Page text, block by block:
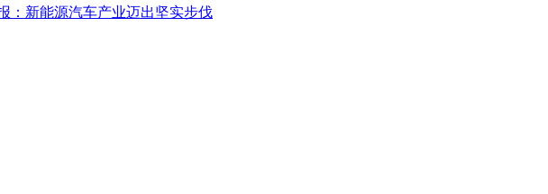
：新能源汽车产业迈出坚实步伐